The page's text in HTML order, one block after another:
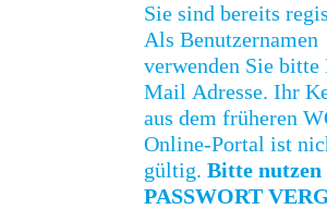
Sie sind bereits
Als Benutzernamen
verwenden Sie bitte
Mail Adresse. Ihr
aus dem früheren
Online-Portal ist
gültig. Bitte nutzen
PASSWORT